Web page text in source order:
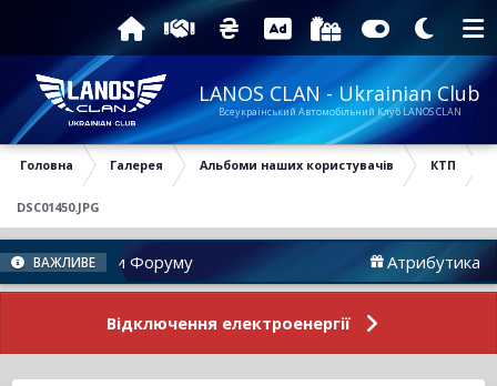
LANOS CLAN - Ukrainian Club
Всеукраїнський Автомобільний Клуб LANOS CLAN
Головна Галерея Альбоми наших користувачів КТП
DSC01450.JPG
ВАЖЛИВЕ
Новини Форуму Атрибутика
Відключення електроенергії